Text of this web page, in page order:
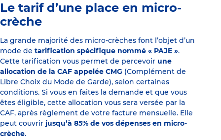
Le tarif d’une place en micro-
crèche
La grande majorité des micro-crèches font l’objet d’un
mode de tarification spécifique nommé « PAJE ».
Cette tarification vous permet de percevoir une
allocation de la CAF appelée CMG (Complément de
Libre Choix du Mode de Garde), selon certaines
conditions. Si vous en faites la demande et que vous
êtes éligible, cette allocation vous sera versée par la
CAF, après règlement de votre facture mensuelle. Elle
peut couvrir jusqu’à 85% de vos dépenses en micro-
crèche.